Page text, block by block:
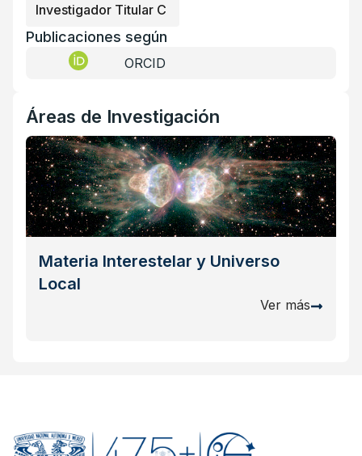
Investigador Titular C
Publicaciones según
ORCID
Áreas de Investigación
Materia Interestelar y Universo
Local
Ver más